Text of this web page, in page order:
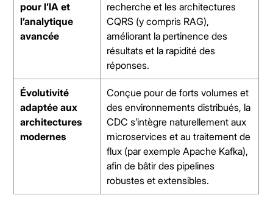
pour l’IA et
l’analytique
avancée
recherche et les architectures
CQRS (y compris RAG),
améliorant la pertinence des
résultats et la rapidité des
réponses.
Évolutivité
adaptée aux
architectures
modernes
Conçue pour de forts volumes et
des environnements distribués, la
CDC s’intègre naturellement aux
microservices et au traitement de
flux (par exemple Apache Kafka),
afin de bâtir des pipelines
robustes et extensibles.